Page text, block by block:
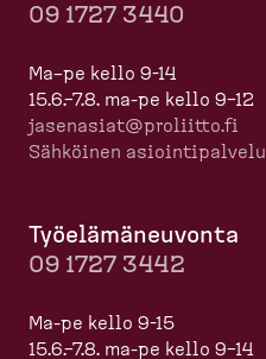
09 1727 3440
Ma–pe kello 9-14
15.6.–7.8. ma-pe kello 9–12
jasenasiat@proliitto.fi
Sähköinen asioin­ti­palvelu
Työelä­mä­neuvonta
09 1727 3442
Ma-pe kello 9-15
15.6.–7.8. ma-pe kello 9–14